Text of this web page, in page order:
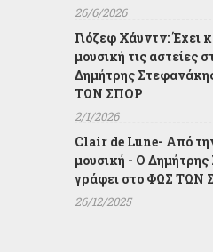
26/6/2026
Γιόζεφ Χάυντν: Έχει
μουσική τις αστείες
Δημήτρης
ΤΩΝ ΣΠΟΡ
2/1/2026
Clair de Lune- Από
μουσική - Ο
γράφει στο ΦΩΣ ΤΩΝ
26/12/2025